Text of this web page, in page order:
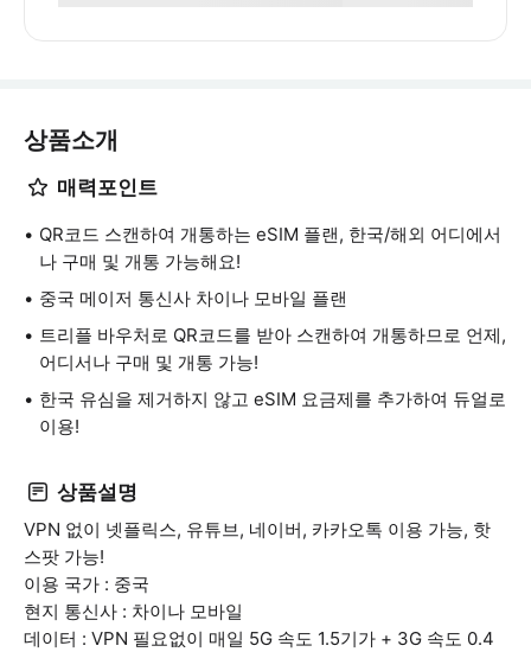
상품소개
매력포인트
QR코드 스캔하여 개통하는 eSIM 플랜, 한국/해외 어디에서
나 구매 및 개통 가능해요!
중국 메이저 통신사 차이나 모바일 플랜
트리플 바우처로 QR코드를 받아 스캔하여 개통하므로 언제,
어디서나 구매 및 개통 가능!
한국 유심을 제거하지 않고 eSIM 요금제를 추가하여 듀얼로
이용!
상품설명
VPN 없이 넷플릭스, 유튜브, 네이버, 카카오톡 이용 가능, 핫
스팟 가능!
이용 국가 : 중국
현지 통신사 : 차이나 모바일
데이터 : VPN 필요없이 매일 5G 속도 1.5기가 + 3G 속도 0.4